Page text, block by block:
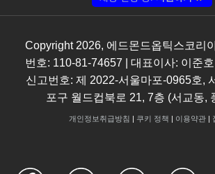
Copyright 2026, 에드몬드옵틱스코리
번호: 110-81-74657 | 대표이사: 이준
신고번호: 제 2022-서울마포-0965호,
포구 월드컵북로 21, 7층 (서교동,
개인정보취급방침 | 쿠키 정책 | 이용약관|